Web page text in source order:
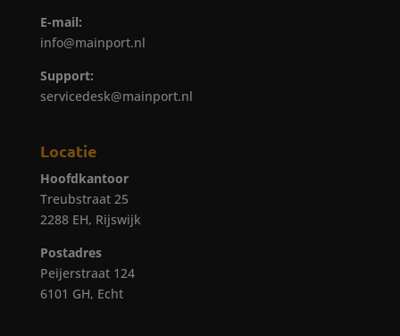
E-mail:
info@mainport.nl
Support:
servicedesk@mainport.nl
Locatie
Hoofdkantoor
Treubstraat 25
2288 EH, Rijswijk
Postadres
Peijerstraat 124
6101 GH, Echt